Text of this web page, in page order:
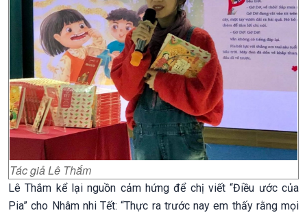
Tác giả Lê Thắm
Lê Thắm kể lại nguồn cảm hứng để chị viết “Điều ước của
Pia” cho Nhâm nhi Tết: “Thực ra trước nay em thấy rằng mọi